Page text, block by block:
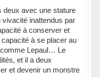
deux avec une stature
inattendus par
à conserver et
à se placer au
Lepaul… Le
et il a deux
et devenir un monstre